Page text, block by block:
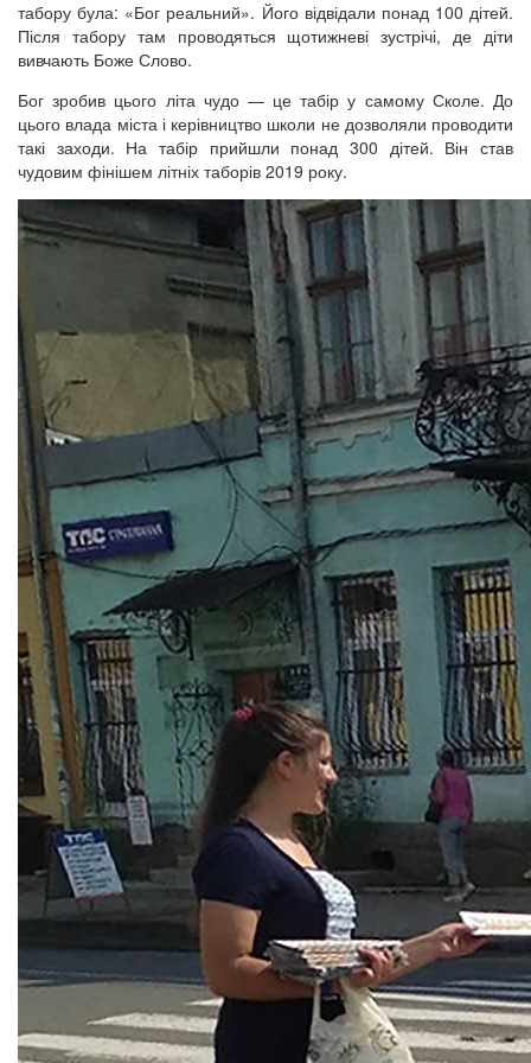
табору була: «Бог реальний». Його відвідали понад 100 дітей.
Після табору там проводяться щотижневі зустрічі, де діти
вивчають Боже Слово.
Бог зробив цього літа чудо — це табір у самому Сколе. До
цього влада міста і керівництво школи не дозволяли проводити
такі заходи. На табір прийшли понад 300 дітей. Він став
чудовим фінішем літніх таборів 2019 року.